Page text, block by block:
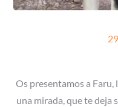
Os presentamos a Faru,
una mirada, que te